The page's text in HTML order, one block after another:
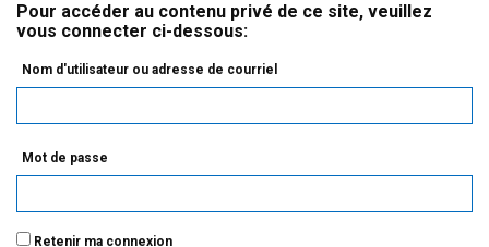
Pour accéder au contenu privé de ce site, veuillez
vous connecter ci-dessous:
Nom d'utilisateur ou adresse de courriel
Mot de passe
Retenir ma connexion